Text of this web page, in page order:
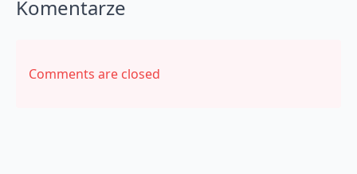
Komentarze
Comments are closed